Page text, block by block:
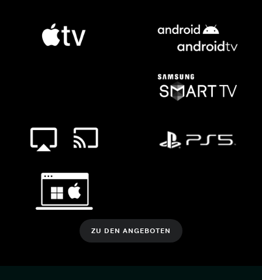
ZU DEN ANGEBOTEN